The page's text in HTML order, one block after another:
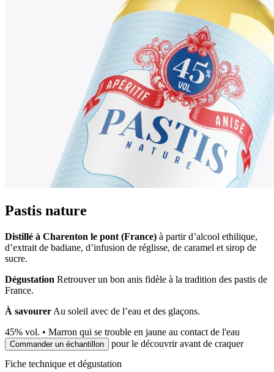
Pastis nature
Distillé à Charenton le pont (France) à partir d’alcool ethilique,
d’extrait de badiane, d’infusion de réglisse, de caramel et sirop de
sucre.
Dégustation Retrouver un bon anis fidèle à la tradition des pastis de
France.
À savourer Au soleil avec de l’eau et des glaçons.
45% vol. • Marron qui se trouble en jaune au contact de l'eau
Commander un échantillon
pour le découvrir avant de craquer
Fiche technique et dégustation